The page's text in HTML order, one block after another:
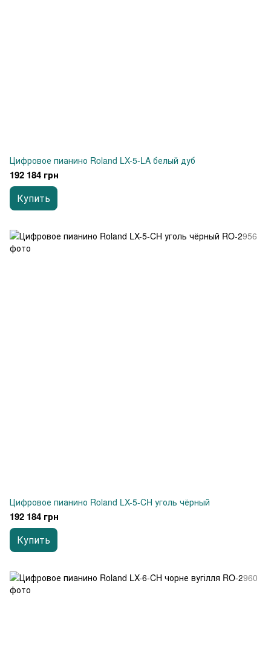
Цифровое пианино Roland LX-5-LA белый дуб
192 184 грн
Купить
Цифровое пианино Roland LX-5-CH уголь чёрный
192 184 грн
Купить